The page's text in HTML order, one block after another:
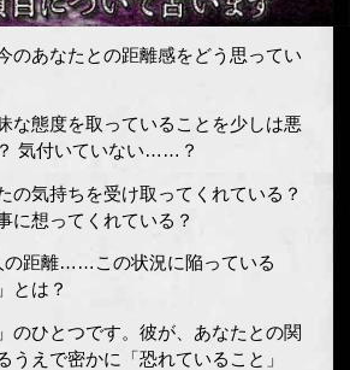
あなたとの距離感をどう思ってい
な態度を取っていることを少しは悪
気付いていない……？
の気持ちを受け取ってくれている？
に想ってくれている？
の距離……この状況に陥っている
とは？
のひとつです。彼が、あなたとの関
うえで密かに「恐れていること」